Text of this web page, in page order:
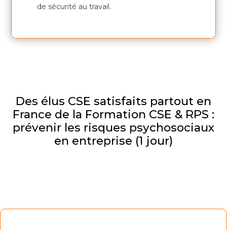
de sécurité au travail.
Des élus CSE satisfaits partout en
France de la Formation CSE & RPS :
prévenir les risques psychosociaux
en entreprise (1 jour)